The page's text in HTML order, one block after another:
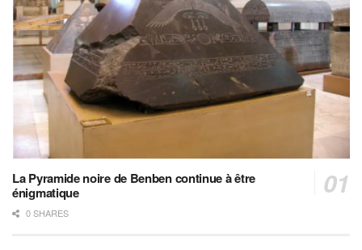
La Pyramide noire de Benben continue à être
énigmatique
0 SHARES